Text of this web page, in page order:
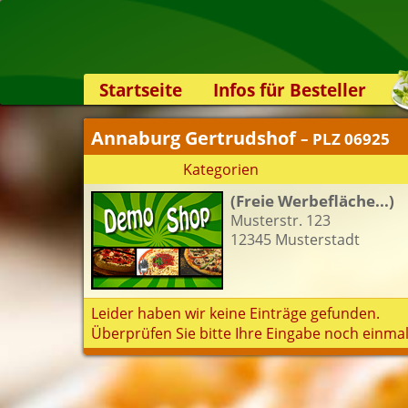
Startseite
Infos für Besteller
Lieferservice-App
Weiterempfehlen
Newsletter
Sicherheit
Kontakt
Annaburg Gertrudshof– PLZ 06925
Kategorien
(Freie Werbefläche...)
Musterstr. 123
12345 Musterstadt
Leider haben wir keine Einträge gefunden.
Überprüfen Sie bitte Ihre Eingabe noch